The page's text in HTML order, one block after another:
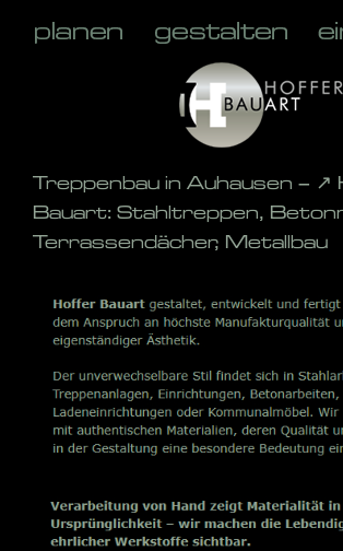
Treppenbau in Auhausen –
Bauart: Stahltreppen,
Terrassendächer, Metallbau